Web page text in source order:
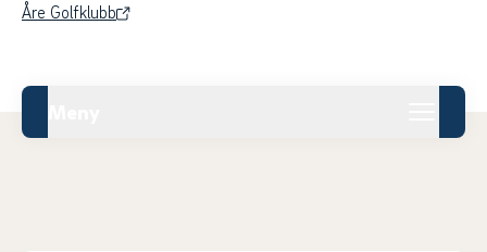
Åre Golfklubb